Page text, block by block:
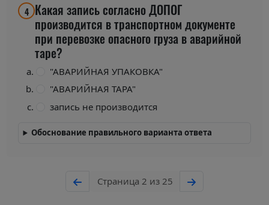
4 Какая запись согласно ДОПОГ
производится в транспортном документе
при перевозке опасного груза в аварийной
таре?
"АВАРИЙНАЯ УПАКОВКА"
"АВАРИЙНАЯ ТАРА"
запись не производится
Обоснование правильного варианта ответа
Страница 2 из 25